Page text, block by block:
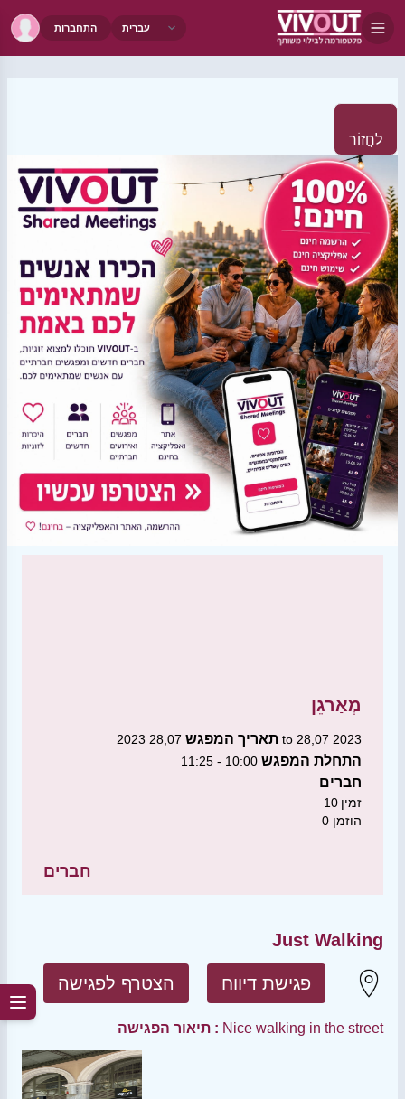
התחברות
לַחֲזוֹר
מְאַרגֵן
תאריך המפגש 28,07 2023 to 28,07 2023
התחלת המפגש 10:00 - 11:25
חברים
10 זמין
0 הוזמן
חברים
Just Walking
הצטרף לפגישה פגישת דיווח
תיאור הפגישה : Nice walking in the street